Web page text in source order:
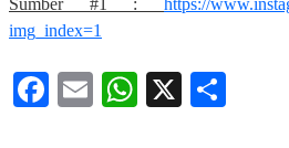
Sumber #1 : https://
img_index=1
Facebook
EmailWhatsApp
X